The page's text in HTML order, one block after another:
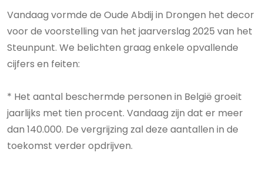
Vandaag vormde de Oude Abdij in Drongen het decor
voor de voorstelling van het jaarverslag 2025 van het
Steunpunt. We belichten graag enkele opvallende
cijfers en feiten:
* Het aantal beschermde personen in België groeit
jaarlijks met tien procent. Vandaag zijn dat er meer
dan 140.000. De vergrijzing zal deze aantallen in de
toekomst verder opdrijven.